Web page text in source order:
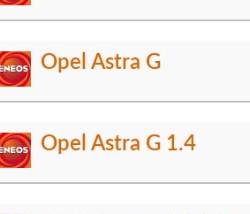
Opel Astra G
Opel Astra G 1.4